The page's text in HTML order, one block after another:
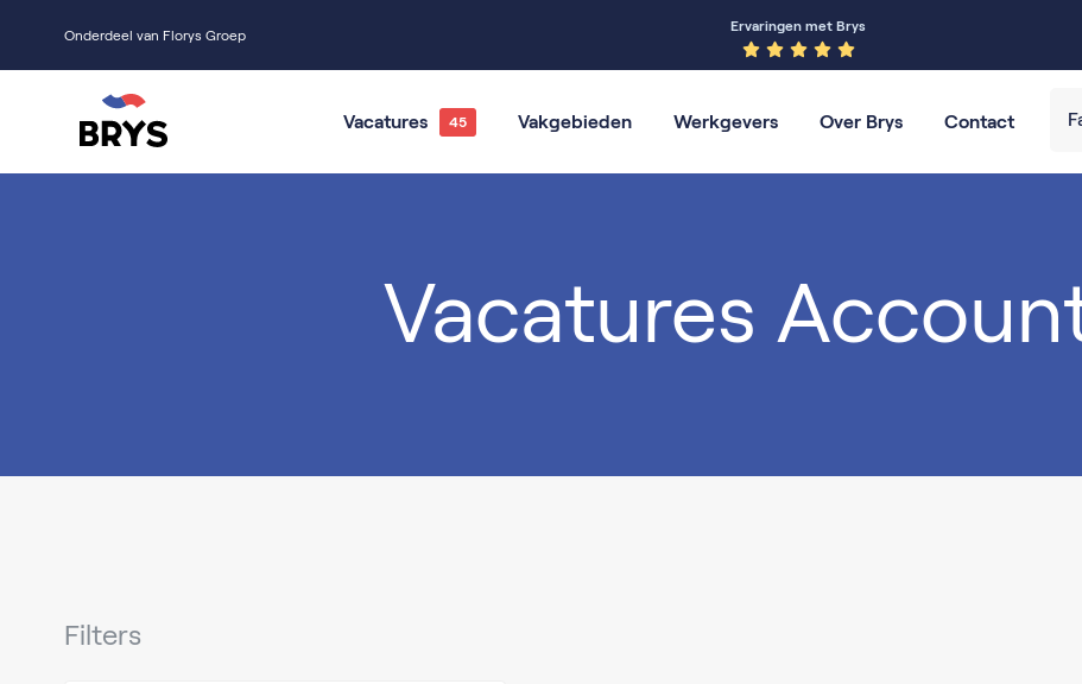
Onderdeel van Florys Groep
Ervaringen met Brys
Vacatures Vakgebieden
Office Management
Werkgevers Over Brys Contact
Vacatures
Filters